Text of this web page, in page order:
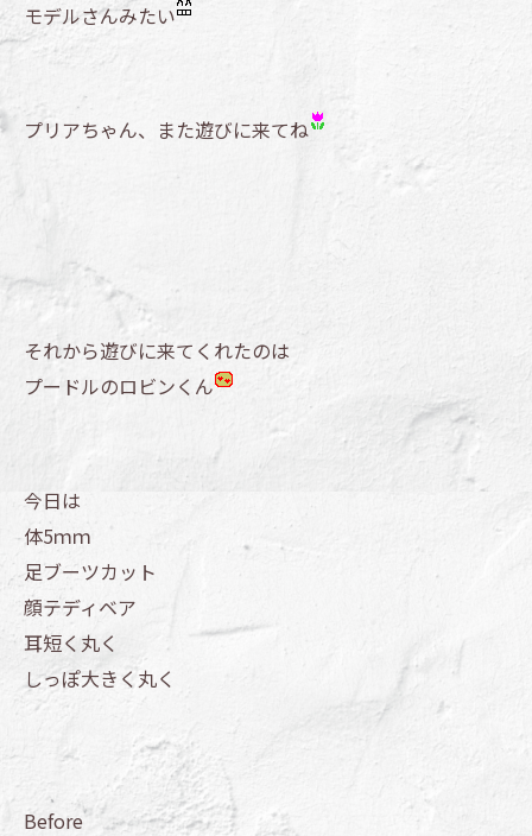
モデルさんみたい
プリアちゃん、また遊びに来てね
それから遊びに来てくれたのは
プードルのロビンくん
今日は
体5ｍｍ
足ブーツカット
顔テディベア
耳短く丸く
しっぽ大きく丸く
Before